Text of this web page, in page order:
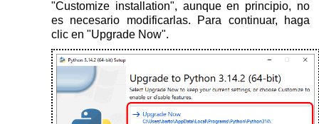
"Customize installation", aunque en principio, no
es necesario modificarlas. Para continuar, haga
clic en "Upgrade Now".